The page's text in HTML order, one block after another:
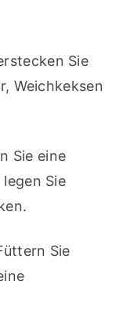
Sie
Weichkeksen
Sie eine
Sie
Sie